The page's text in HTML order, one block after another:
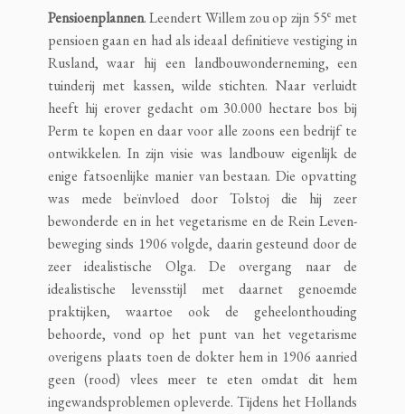
Pensioenplannen. Leendert Willem zou op zijn 55e met
pensioen gaan en had als ideaal definitieve vestiging in
Rusland, waar hij een landbouwonderneming, een
tuinderij met kassen, wilde stichten. Naar verluidt
heeft hij erover gedacht om 30.000 hectare bos bij
Perm te kopen en daar voor alle zoons een bedrijf te
ontwikkelen. In zijn visie was landbouw eigenlijk de
enige fatsoenlijke manier van bestaan. Die opvatting
was mede beïnvloed door Tolstoj die hij zeer
bewonderde en in het vegetarisme en de Rein Leven-
beweging sinds 1906 volgde, daarin gesteund door de
zeer idealistische Olga. De overgang naar de
idealistische levensstijl met daarnet genoemde
praktijken, waartoe ook de geheelonthouding
behoorde, vond op het punt van het vegetarisme
overigens plaats toen de dokter hem in 1906 aanried
geen (rood) vlees meer te eten omdat dit hem
ingewandsproblemen opleverde. Tijdens het Hollands